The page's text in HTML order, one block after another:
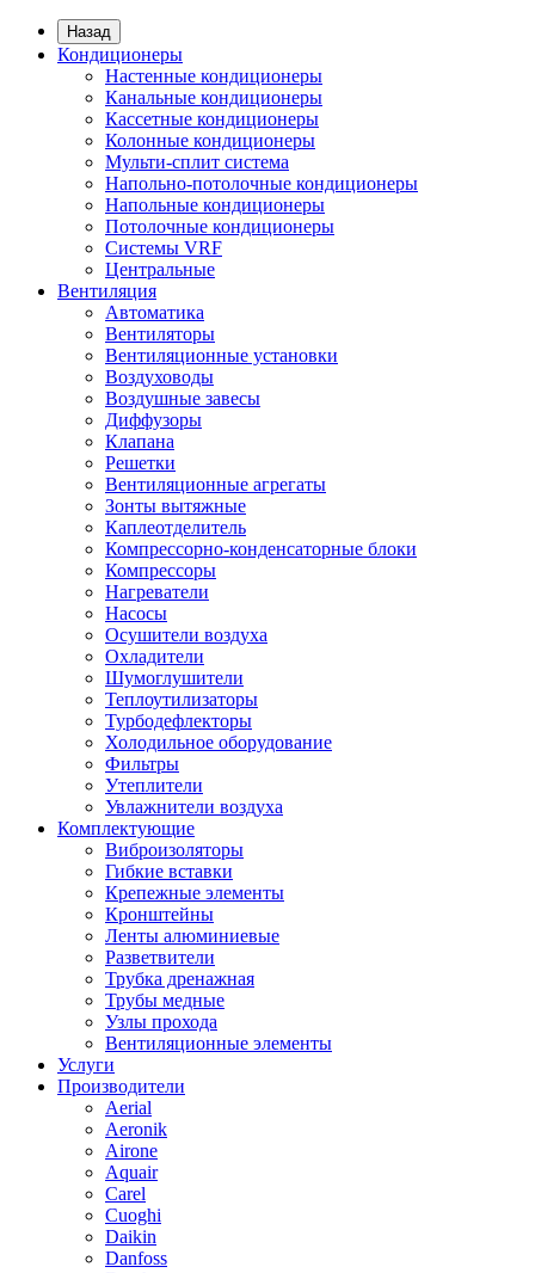
Назад
Кондиционеры
Настенные кондиционеры
Канальные кондиционеры
Кассетные кондиционеры
Колонные кондиционеры
Мульти-сплит система
Напольно-потолочные кондиционеры
Напольные кондиционеры
Потолочные кондиционеры
Системы VRF
Центральные
Вентиляция
Автоматика
Вентиляторы
Вентиляционные установки
Воздуховоды
Воздушные завесы
Диффузоры
Клапана
Решетки
Вентиляционные агрегаты
Зонты вытяжные
Каплеотделитель
Компрессорно-конденсаторные блоки
Компрессоры
Нагреватели
Насосы
Осушители воздуха
Охладители
Шумоглушители
Теплоутилизаторы
Турбодефлекторы
Холодильное оборудование
Фильтры
Утеплители
Увлажнители воздуха
Комплектующие
Виброизоляторы
Гибкие вставки
Крепежные элементы
Кронштейны
Ленты алюминиевые
Разветвители
Трубка дренажная
Трубы медные
Узлы прохода
Вентиляционные элементы
Услуги
Производители
Aerial
Aeronik
Airone
Aquair
Carel
Cuoghi
Daikin
Danfoss